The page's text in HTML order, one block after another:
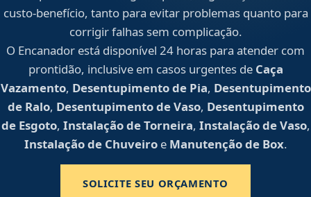
custo-benefício, tanto para evitar problemas quanto para
corrigir falhas sem complicação.
O Encanador está disponível 24 horas para atender com
prontidão, inclusive em casos urgentes de Caça
Vazamento, Desentupimento de Pia, Desentupimento
de Ralo, Desentupimento de Vaso, Desentupimento
de Esgoto, Instalação de Torneira, Instalação de Vaso,
Instalação de Chuveiroe Manutenção de Box.
SOLICITE SEU ORÇAMENTO